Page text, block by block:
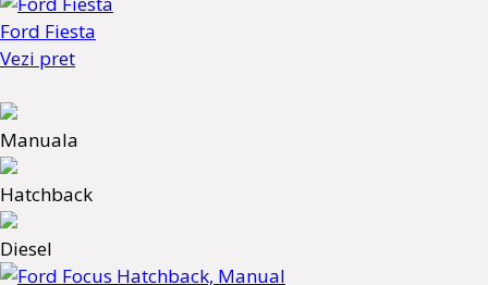
Ford Fiesta
Vezi pret
Manuala
Hatchback
Diesel